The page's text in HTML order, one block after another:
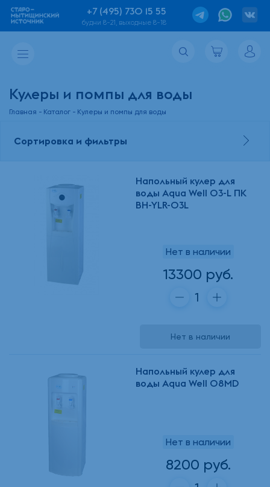
+7 (495) 730 15 55
будни 8-21, выходные 8-18
Кулеры и помпы для воды
Главная Каталог Кулеры и помпы для воды
Сортировка и фильтры
Напольный кулер для
воды Aqua Well 03-L ПК
BH-YLR-03L
Нет в наличии
13300 руб.
Нет в наличии
Напольный кулер для
воды Aqua Well 08MD
Нет в наличии
8200 руб.